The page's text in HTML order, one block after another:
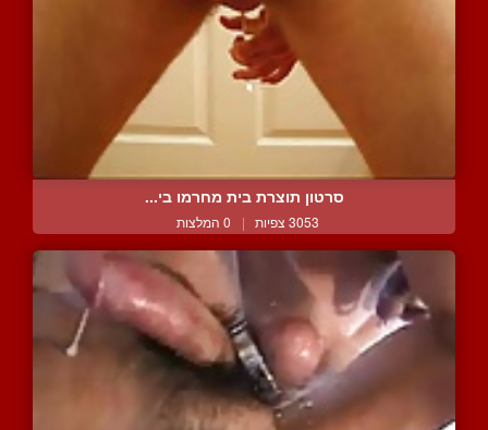
סרטון תוצרת בית מחרמו בי...
3053 צפיות | 0 המלצות